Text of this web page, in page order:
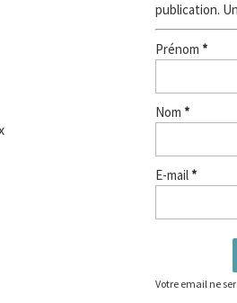
publication.
Prénom *
Nom *
E-mail *
Votre email ne